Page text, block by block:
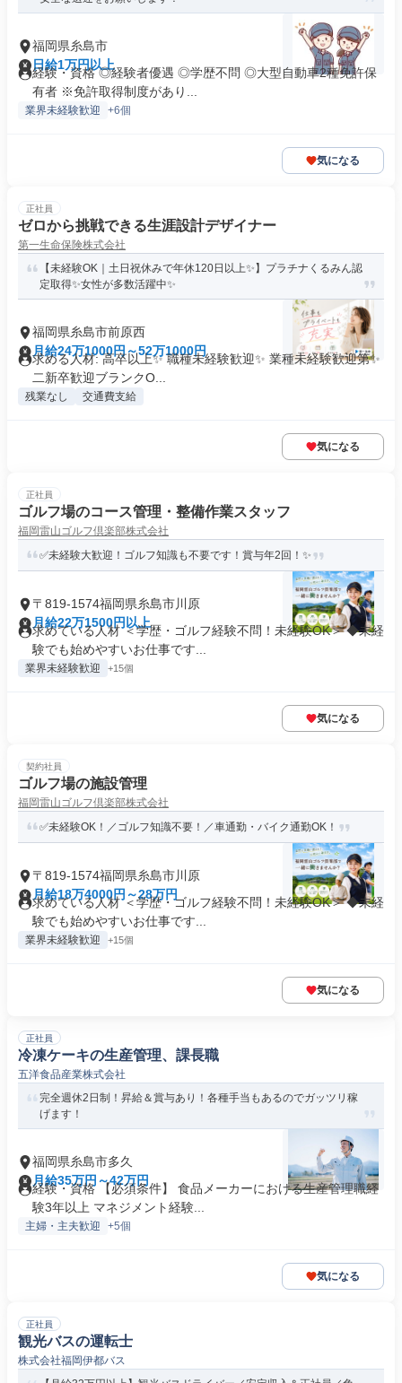
福岡県糸島市
日給1万円以上
経験・資格 ◎経験者優遇 ◎学歴不問 ◎大型自動車2種免許保
有者 ※免許取得制度があり...
業界未経験歓迎 +6個
気になる
正社員
ゼロから挑戦できる生涯設計デザイナー
第一生命保険株式会社
【未経験OK｜土日祝休みで年休120日以上✨】プラチナくるみん認
定取得✨女性が多数活躍中✨
福岡県糸島市前原西
月給24万1000円～52万1000円
求める人材: 高卒以上✨ 職種未経験歓迎✨ 業種未経験歓迎第✨
二新卒歓迎ブランクO...
残業なし 交通費支給
気になる
正社員
ゴルフ場のコース管理・整備作業スタッフ
福岡雷山ゴルフ倶楽部株式会社
✅未経験大歓迎！ゴルフ知識も不要です！賞与年2回！✨
〒819-1574福岡県糸島市川原
月給22万1500円以上
求めている人材 ＜学歴・ゴルフ経験不問！未経験OK＞ ◆未経
験でも始めやすいお仕事です...
業界未経験歓迎 +15個
気になる
契約社員
ゴルフ場の施設管理
福岡雷山ゴルフ倶楽部株式会社
✅未経験OK！／ゴルフ知識不要！／車通勤・バイク通勤OK！
〒819-1574福岡県糸島市川原
月給18万4000円～28万円
求めている人材 ＜学歴・ゴルフ経験不問！未経験OK＞ ◆未経
験でも始めやすいお仕事です...
業界未経験歓迎 +15個
気になる
正社員
冷凍ケーキの生産管理、課長職
五洋食品産業株式会社
完全週休2日制！昇給＆賞与あり！各種手当もあるのでガッツリ稼
げます！
福岡県糸島市多久
月給35万円～42万円
経験・資格 【必須条件】 食品メーカーにおける生産管理職経
験3年以上 マネジメント経験...
主婦・主夫歓迎 +5個
気になる
正社員
観光バスの運転士
株式会社福岡伊都バス